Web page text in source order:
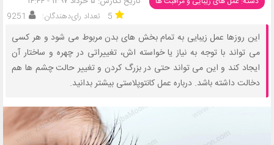
5
تعداد رای‌دهندگان: 9251
این روزها عمل زیبایی به تمام بخش های بدن مربوط می شود و هر کسی
می تواند با توجه به نیاز یا خواسته اش، تغییراتی در چهره و ساختار آن
ایجاد کند و این می تواند حتی در بزرگ کردن و تغییر حالت چشم ها هم
دخالت داشته باشد. درباره عمل کانتوپلاستی بیشتر بدانید.